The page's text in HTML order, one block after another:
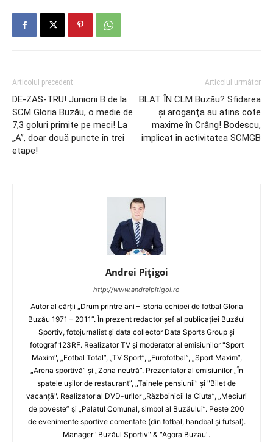
Articolul precedent
DE-ZAS-TRU! Juniorii B de la
SCM Gloria Buzău, o medie de
7,3 goluri primite pe meci! La
„A”, doar două puncte în trei
etape!
Articolul următor
BLAT ÎN CLM Buzău? Sfidarea
şi aroganţa au atins cote
maxime în Crâng! Bodescu,
implicat în activitatea SCMGB
Andrei Pițigoi
http://www.andreipitigoi.ro
Autor al cărţii „Drum printre ani – Istoria echipei de fotbal Gloria
Buzău 1971 – 2011”. În prezent redactor şef al publicaţiei Buzăul
Sportiv, fotojurnalist şi data collector Data Sports Group şi
fotograf 123RF. Realizator TV şi moderator al emisiunilor "Sport
Maxim", „Fotbal Total”, „TV Sport”, „Eurofotbal”, „Sport Maxim”,
„Arena sportivă” şi „Zona neutră”. Prezentator al emisiunilor „În
spatele uşilor de restaurant”, „Tainele pensiunii” şi "Bilet de
vacanţă". Realizator al DVD-urilor „Războinicii la Ciuta”, „Meciuri
de poveste” şi „Palatul Comunal, simbol al Buzăului”. Peste 200
de evenimente sportive comentate (din fotbal, handbal şi futsal).
Manager "Buzăul Sportiv" & "Agora Buzau".